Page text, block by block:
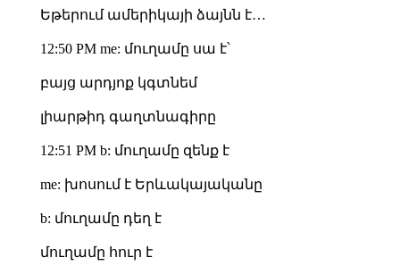
Եթերում ամերիկայի ձայնն է…
12:50 PM me: մուղամը սա է՝
բայց արդյոք կգտնեմ
լիարթիդ գաղտնագիրը
12:51 PM b: մուղամը զենք է
me: խոսում է Երևակայականը
b: մուղամը դեղ է
մուղամը հուր է